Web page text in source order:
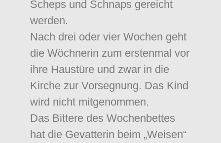
Scheps und Schnaps gereicht
werden.
Nach drei oder vier Wochen geht
die Wöchnerin zum erstenmal vor
ihre Haustüre und zwar in die
Kirche zur Vorsegnung. Das Kind
wird nicht mitgenommen.
Das Bittere des Wochenbettes
hat die Gevatterin beim „Weisen“